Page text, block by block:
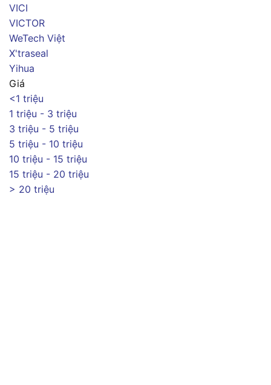
VICI
VICTOR
WeTech Việt
X'traseal
Yihua
Giá
<1 triệu
1 triệu - 3 triệu
3 triệu - 5 triệu
5 triệu - 10 triệu
10 triệu - 15 triệu
15 triệu - 20 triệu
> 20 triệu